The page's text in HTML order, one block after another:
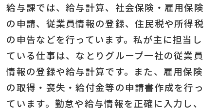
給与課では、給与計算、社会保険・雇用保険
の申請、従業員情報の登録、住民税や所得税
の申告などを行っています。私が主に担当し
ている仕事は、なとりグループ一社の従業員
情報の登録や給与計算です。また、雇用保険
の取得・喪失・給付金等の申請書作成を行っ
ています。勤怠や給与情報を正確に入力し、